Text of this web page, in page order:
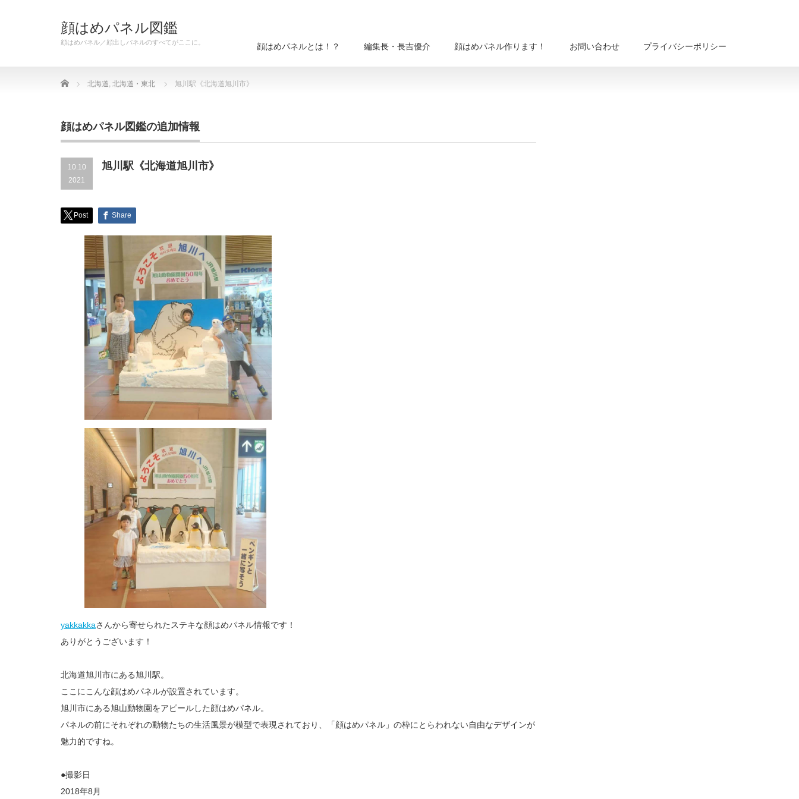
顔はめパネル図鑑
顔はめパネル／顔出しパネルのすべてがここに。 顔はめパネルとは！？ 編集長・長吉優介 顔はめパネル作ります！ お問い合わせ プライバシーポリシー
Home 北海道, 北海道・東北 旭川駅《北海道旭川市》
顔はめパネル図鑑の追加情報
10.10
2021
旭川駅《北海道旭川市》
Post Share
yakkakkaさんから寄せられたステキな顔はめパネル情報です！
ありがとうございます！
北海道旭川市にある旭川駅。
ここにこんな顔はめパネルが設置されています。
旭川市にある旭山動物園をアピールした顔はめパネル。
パネルの前にそれぞれの動物たちの生活風景が模型で表現されており、「顔はめパネル」の枠にとらわれない自由なデザインが
魅力的ですね。
●撮影日
2018年8月